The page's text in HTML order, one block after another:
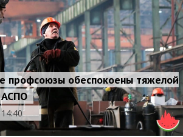
профсоюзы обеспокоены тяжелой
АСПО